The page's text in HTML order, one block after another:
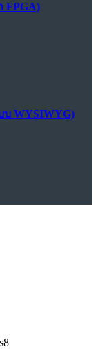
FPGA)
บ WYSIWYG)